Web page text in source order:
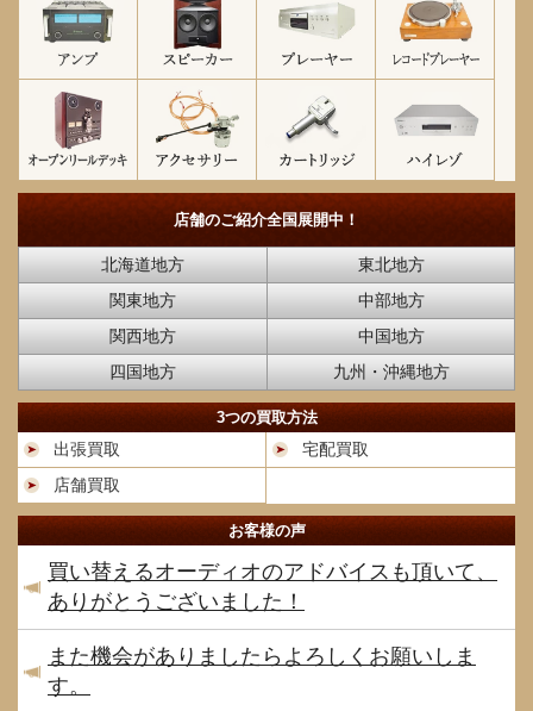
店舗のご紹介全国展開中！
北海道地方
東北地方
関東地方
中部地方
関西地方
中国地方
四国地方
九州・沖縄地方
3つの買取方法
出張買取
宅配買取
店舗買取
お客様の声
買い替えるオーディオのアドバイスも頂いて、
ありがとうございました！
また機会がありましたらよろしくお願いしま
す。